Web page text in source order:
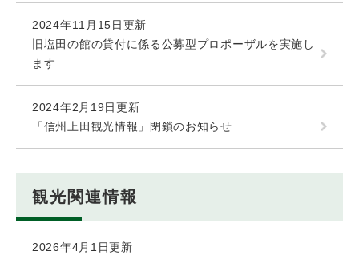
2024年11月15日更新
旧塩田の館の貸付に係る公募型プロポーザルを実施し
ます
2024年2月19日更新
「信州上田観光情報」閉鎖のお知らせ
観光関連情報
2026年4月1日更新